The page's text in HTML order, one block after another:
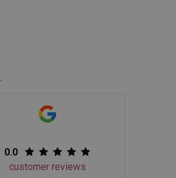
0.0
customer reviews